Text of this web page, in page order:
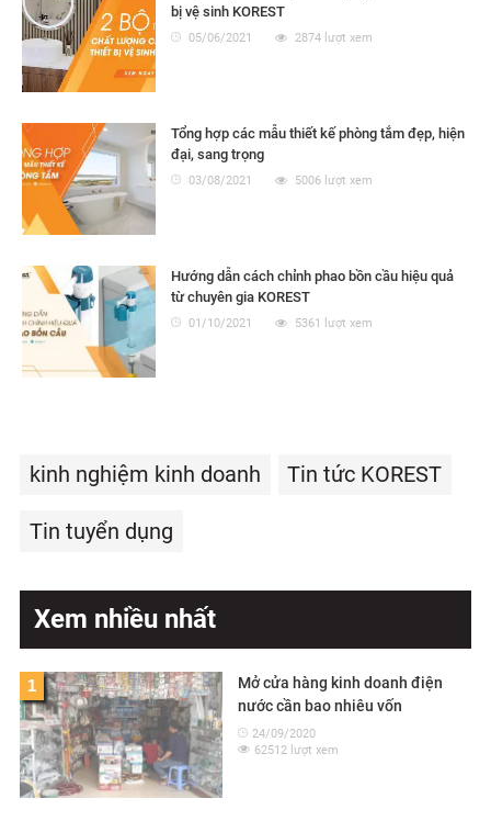
bị vệ sinh KOREST
05/06/2021 2874 lượt xem
Tổng hợp các mẫu thiết kế phòng tắm đẹp, hiện
đại, sang trọng
03/08/2021 5006 lượt xem
Hướng dẫn cách chỉnh phao bồn cầu hiệu quả
từ chuyên gia KOREST
01/10/2021 5361 lượt xem
kinh nghiệm kinh doanh Tin tức KOREST
Tin tuyển dụng
Xem nhiều nhất
1
Mở cửa hàng kinh doanh điện
nước cần bao nhiêu vốn
24/09/2020
62512 lượt xem